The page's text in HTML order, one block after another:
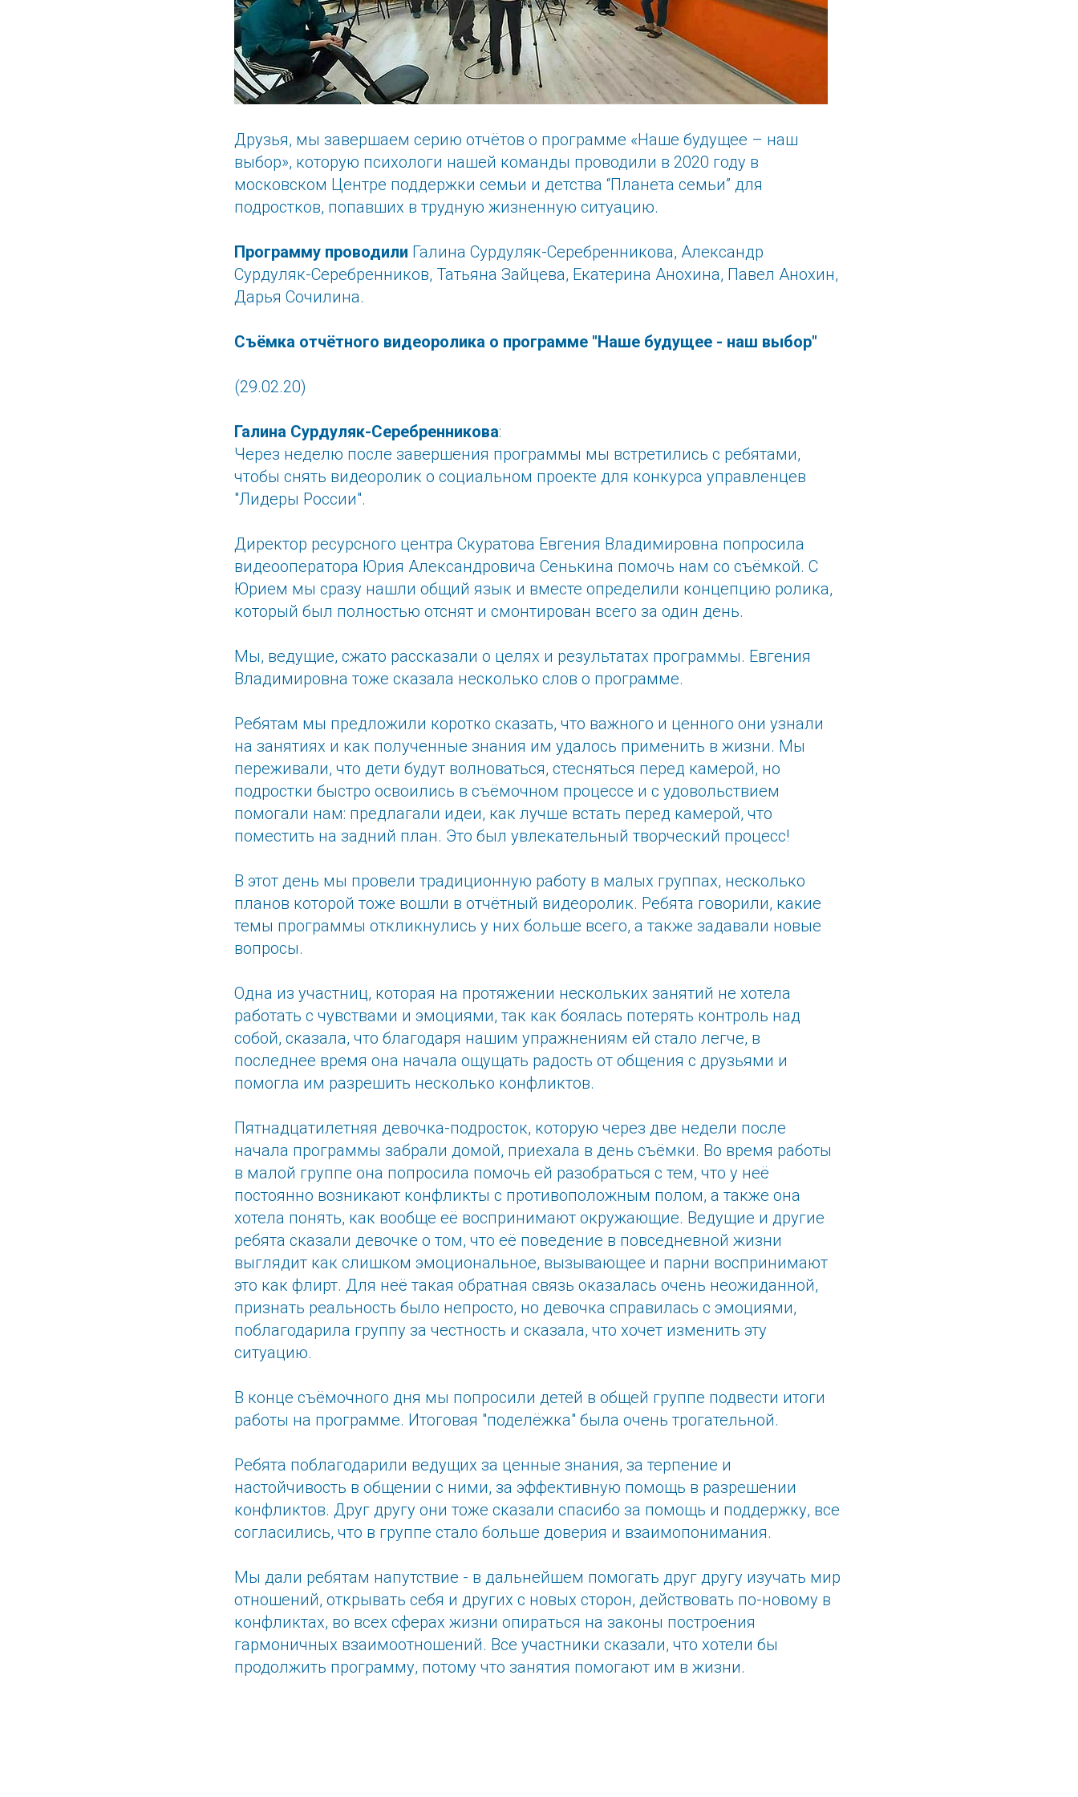
Друзья, мы завершаем серию отчётов о программе «Наше будущее – наш
выбор», которую психологи нашей команды проводили в 2020 году в
московском Центре поддержки семьи и детства “Планета семьи” для
подростков, попавших в трудную жизненную ситуацию.
Программу проводили Галина Сурдуляк-Серебренникова, Александр
Сурдуляк-Серебренников, Татьяна Зайцева, Екатерина Анохина, Павел Анохин,
Дарья Сочилина.
Съёмка отчётного видеоролика о программе "Наше будущее - наш выбор"
(29.02.20)
Галина Сурдуляк-Серебренникова:
Через неделю после завершения программы мы встретились с ребятами,
чтобы снять видеоролик о социальном проекте для конкурса управленцев
"Лидеры России".
Директор ресурсного центра Скуратова Евгения Владимировна попросила
видеооператора Юрия Александровича Сенькина помочь нам со съёмкой. С
Юрием мы сразу нашли общий язык и вместе определили концепцию ролика,
который был полностью отснят и смонтирован всего за один день.
Мы, ведущие, сжато рассказали о целях и результатах программы. Евгения
Владимировна тоже сказала несколько слов о программе.
Ребятам мы предложили коротко сказать, что важного и ценного они узнали
на занятиях и как полученные знания им удалось применить в жизни. Мы
переживали, что дети будут волноваться, стесняться перед камерой, но
подростки быстро освоились в съёмочном процессе и с удовольствием
помогали нам: предлагали идеи, как лучше встать перед камерой, что
поместить на задний план. Это был увлекательный творческий процесс!
В этот день мы провели традиционную работу в малых группах, несколько
планов которой тоже вошли в отчётный видеоролик. Ребята говорили, какие
темы программы откликнулись у них больше всего, а также задавали новые
вопросы.
Одна из участниц, которая на протяжении нескольких занятий не хотела
работать с чувствами и эмоциями, так как боялась потерять контроль над
собой, сказала, что благодаря нашим упражнениям ей стало легче, в
последнее время она начала ощущать радость от общения с друзьями и
помогла им разрешить несколько конфликтов.
Пятнадцатилетняя девочка-подросток, которую через две недели после
начала программы забрали домой, приехала в день съёмки. Во время работы
в малой группе она попросила помочь ей разобраться с тем, что у неё
постоянно возникают конфликты с противоположным полом, а также она
хотела понять, как вообще её воспринимают окружающие. Ведущие и другие
ребята сказали девочке о том, что её поведение в повседневной жизни
выглядит как слишком эмоциональное, вызывающее и парни воспринимают
это как флирт. Для неё такая обратная связь оказалась очень неожиданной,
признать реальность было непросто, но девочка справилась с эмоциями,
поблагодарила группу за честность и сказала, что хочет изменить эту
ситуацию.
В конце съёмочного дня мы попросили детей в общей группе подвести итоги
работы на программе. Итоговая "поделёжка" была очень трогательной.
Ребята поблагодарили ведущих за ценные знания, за терпение и
настойчивость в общении с ними, за эффективную помощь в разрешении
конфликтов. Друг другу они тоже сказали спасибо за помощь и поддержку, все
согласились, что в группе стало больше доверия и взаимопонимания.
Мы дали ребятам напутствие - в дальнейшем помогать друг другу изучать мир
отношений, открывать себя и других с новых сторон, действовать по-новому в
конфликтах, во всех сферах жизни опираться на законы построения
гармоничных взаимоотношений. Все участники сказали, что хотели бы
продолжить программу, потому что занятия помогают им в жизни.